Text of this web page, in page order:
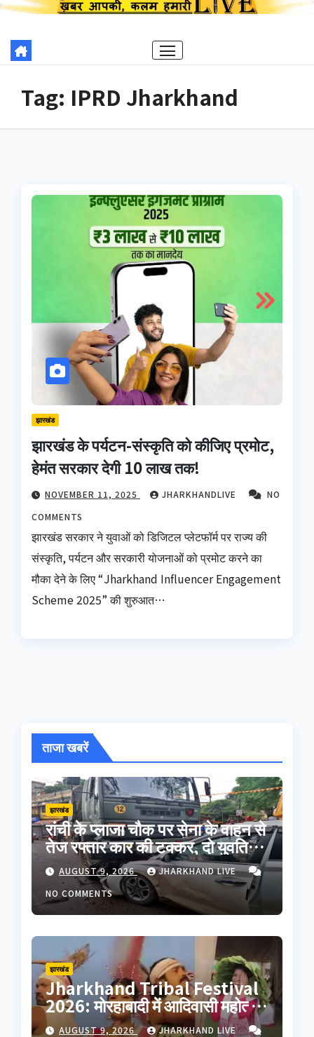
Tag: IPRD Jharkhand
झारखंड
झारखंड के पर्यटन-संस्कृति को कीजिए प्रमोट,
हेमंत सरकार देगी 10 लाख तक!
NOVEMBER 11, 2025 JHARKHANDLIVE
NO
COMMENTS
झारखंड सरकार ने युवाओं को डिजिटल प्लेटफॉर्म पर राज्य की
संस्कृति, पर्यटन और सरकारी योजनाओं को प्रमोट करने का
मौका देने के लिए “Jharkhand Influencer Engagement
Scheme 2025” की शुरुआत…
ताजा खबरें
झारखंड
रांची के प्लाजा चौक पर सेना के वाहन से
तेज रफ्तार कार की टक्कर, दो युवतियों
समेत 3 गंभीर
AUGUST 9, 2026
JHARKHAND LIVE
NO COMMENTS
झारखंड
Jharkhand Tribal Festival
2026: मोरहाबादी में आदिवासी महोत्सव
का आगाज, 5000 कलाकार पहुंचे; इन
AUGUST 9, 2026
JHARKHAND LIVE